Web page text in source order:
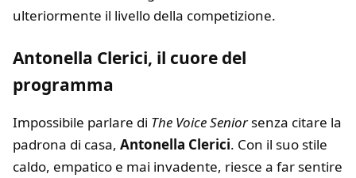
ulteriormente il livello della competizione.
Antonella Clerici, il cuore del
programma
Impossibile parlare di The Voice Seniorsenza citare la
padrona di casa, Antonella Clerici. Con il suo stile
caldo, empatico e mai invadente, riesce a far sentire